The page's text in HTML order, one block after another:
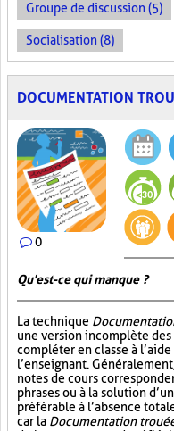
Groupe de discussion (5)
Socialisation (8)
DOCUMENTATION
0
Qu'est-ce qui manque ?
La technique
une version incomplète
compléter en classe à
l’enseignant.
notes de cours
phrases ou à la solution
préférable à l’absence
car la Documentation